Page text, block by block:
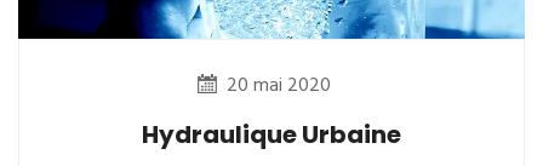
20 mai 2020
Hydraulique Urbaine